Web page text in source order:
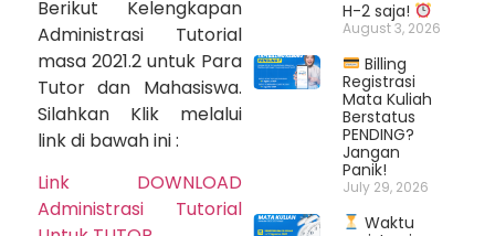
Berikut Kelengkapan
Administrasi Tutorial
masa 2021.2 untuk Para
Tutor dan Mahasiswa.
Silahkan Klik melalui
link di bawah ini :
Link DOWNLOAD
Administrasi Tutorial
H-2 saja!
August 3, 2026
Billing
Registrasi
Mata Kuliah
Berstatus
PENDING?
Jangan
Panik!
July 29, 2026
Waktu